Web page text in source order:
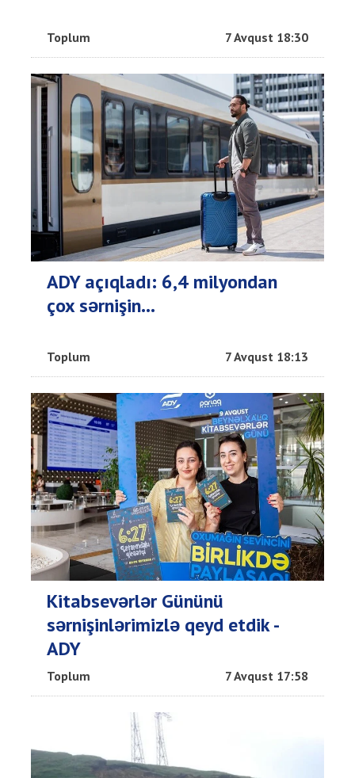
Toplum 7 Avqust 18:30
ADY açıqladı: 6,4 milyondan
çox sərnişin...
Toplum 7 Avqust 18:13
Kitabsevərlər Gününü
sərnişinlərimizlə qeyd etdik -
ADY
Toplum 7 Avqust 17:58